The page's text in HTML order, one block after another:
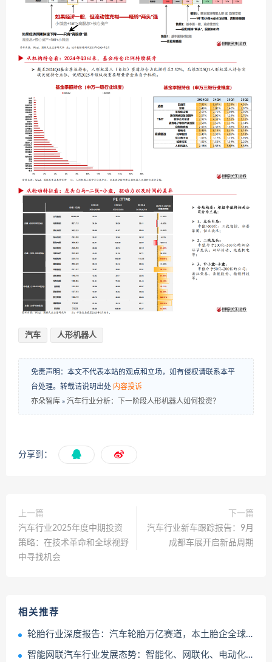
汽车 人形机器人
免责声明：本文不代表本站的观点和立场，如有侵权请联系本平
台处理。转载请说明出处 内容投诉
亦朵智库 » 汽车行业分析：下一阶段人形机器人如何投资？
分享到：
上一篇
汽车行业2025年度中期投资
策略：在技术革命和全球视野
中寻找机会
下一篇
汽车行业新车跟踪报告：9月
成都车展开启新品周期
相关推荐
轮胎行业深度报告：汽车轮胎万亿赛道，本土胎企全球替代加速成长
智能网联汽车行业发展态势：智能化、网联化、电动化推动车联网智能终端的升级迭代